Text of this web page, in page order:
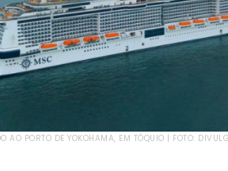
AO PORTO DE YOKOHAMA, EM TÓQUIO | FOTO: